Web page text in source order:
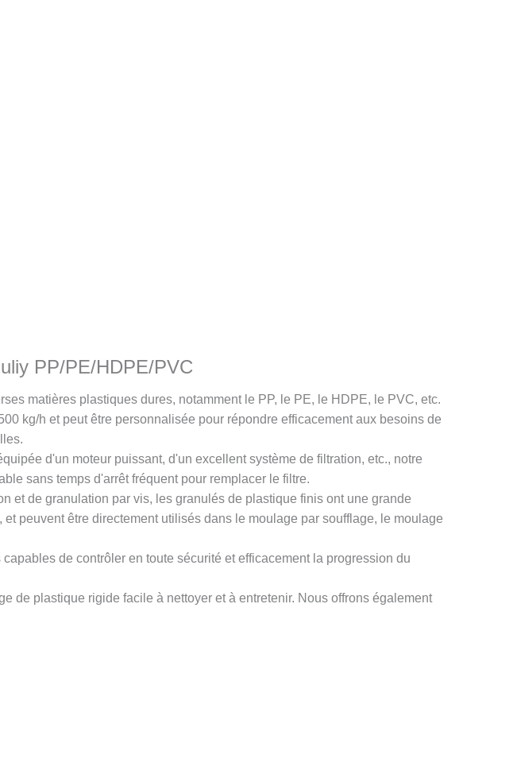
PP/PE/HDPE/PVC
matières plastiques dures, notamment le PP, le PE, le HDPE, le PVC, etc.
kg/h et peut être personnalisée pour répondre efficacement aux besoins de
d'un moteur puissant, d'un excellent système de filtration, etc., notre
sans temps d'arrêt fréquent pour remplacer le filtre.
et de granulation par vis, les granulés de plastique finis ont une grande
peuvent être directement utilisés dans le moulage par soufflage, le moulage
de contrôler en toute sécurité et efficacement la progression du
de plastique rigide facile à nettoyer et à entretenir. Nous offrons également